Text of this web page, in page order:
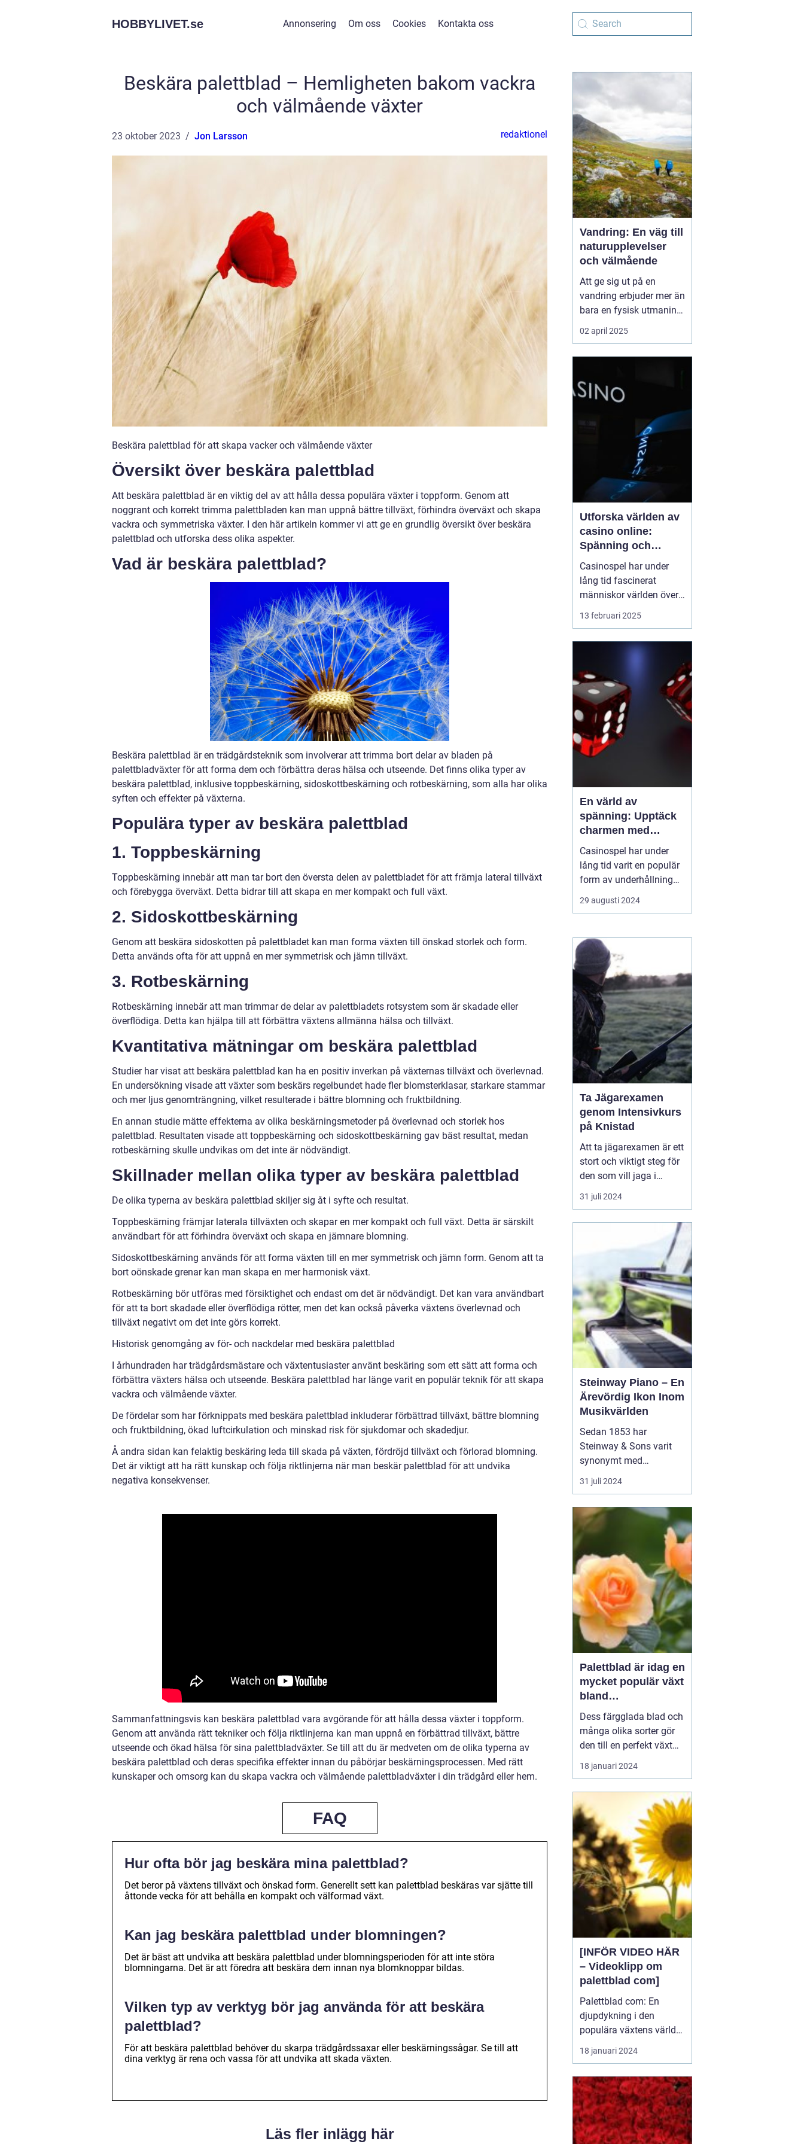
HOBBYLIVET.se Annonsering Om oss Cookies Kontakta oss
Beskära palettblad – Hemligheten bakom vackra
och välmående växter
23 oktober 2023 Jon Larsson redaktionel
Beskära palettblad för att skapa vacker och välmående växter
Översikt över beskära palettblad
Att beskära palettblad är en viktig del av att hålla dessa populära växter i toppform. Genom att
noggrant och korrekt trimma palettbladen kan man uppnå bättre tillväxt, förhindra överväxt och skapa
vackra och symmetriska växter. I den här artikeln kommer vi att ge en grundlig översikt över beskära
palettblad och utforska dess olika aspekter.
Vad är beskära palettblad?
Beskära palettblad är en trädgårdsteknik som involverar att trimma bort delar av bladen på
palettbladväxter för att forma dem och förbättra deras hälsa och utseende. Det finns olika typer av
beskära palettblad, inklusive toppbeskärning, sidoskottbeskärning och rotbeskärning, som alla har olika
syften och effekter på växterna.
Populära typer av beskära palettblad
1. Toppbeskärning
Toppbeskärning innebär att man tar bort den översta delen av palettbladet för att främja lateral tillväxt
och förebygga överväxt. Detta bidrar till att skapa en mer kompakt och full växt.
2. Sidoskottbeskärning
Genom att beskära sidoskotten på palettbladet kan man forma växten till önskad storlek och form.
Detta används ofta för att uppnå en mer symmetrisk och jämn tillväxt.
3. Rotbeskärning
Rotbeskärning innebär att man trimmar de delar av palettbladets rotsystem som är skadade eller
överflödiga. Detta kan hjälpa till att förbättra växtens allmänna hälsa och tillväxt.
Kvantitativa mätningar om beskära palettblad
Studier har visat att beskära palettblad kan ha en positiv inverkan på växternas tillväxt och överlevnad.
En undersökning visade att växter som beskärs regelbundet hade fler blomsterklasar, starkare stammar
och mer ljus genomträngning, vilket resulterade i bättre blomning och fruktbildning.
En annan studie mätte effekterna av olika beskärningsmetoder på överlevnad och storlek hos
palettblad. Resultaten visade att toppbeskärning och sidoskottbeskärning gav bäst resultat, medan
rotbeskärning skulle undvikas om det inte är nödvändigt.
Skillnader mellan olika typer av beskära palettblad
De olika typerna av beskära palettblad skiljer sig åt i syfte och resultat.
Toppbeskärning främjar laterala tillväxten och skapar en mer kompakt och full växt. Detta är särskilt
användbart för att förhindra överväxt och skapa en jämnare blomning.
Sidoskottbeskärning används för att forma växten till en mer symmetrisk och jämn form. Genom att ta
bort oönskade grenar kan man skapa en mer harmonisk växt.
Rotbeskärning bör utföras med försiktighet och endast om det är nödvändigt. Det kan vara användbart
för att ta bort skadade eller överflödiga rötter, men det kan också påverka växtens överlevnad och
tillväxt negativt om det inte görs korrekt.
Historisk genomgång av för- och nackdelar med beskära palettblad
I århundraden har trädgårdsmästare och växtentusiaster använt beskäring som ett sätt att forma och
förbättra växters hälsa och utseende. Beskära palettblad har länge varit en populär teknik för att skapa
vackra och välmående växter.
De fördelar som har förknippats med beskära palettblad inkluderar förbättrad tillväxt, bättre blomning
och fruktbildning, ökad luftcirkulation och minskad risk för sjukdomar och skadedjur.
Å andra sidan kan felaktig beskäring leda till skada på växten, fördröjd tillväxt och förlorad blomning.
Det är viktigt att ha rätt kunskap och följa riktlinjerna när man beskär palettblad för att undvika
negativa konsekvenser.
Sammanfattningsvis kan beskära palettblad vara avgörande för att hålla dessa växter i toppform.
Genom att använda rätt tekniker och följa riktlinjerna kan man uppnå en förbättrad tillväxt, bättre
utseende och ökad hälsa för sina palettbladväxter. Se till att du är medveten om de olika typerna av
beskära palettblad och deras specifika effekter innan du påbörjar beskärningsprocessen. Med rätt
kunskaper och omsorg kan du skapa vackra och välmående palettbladväxter i din trädgård eller hem.
FAQ
Hur ofta bör jag beskära mina palettblad?
Det beror på växtens tillväxt och önskad form. Generellt sett kan palettblad beskäras var sjätte till
åttonde vecka för att behålla en kompakt och välformad växt.
Kan jag beskära palettblad under blomningen?
Det är bäst att undvika att beskära palettblad under blomningsperioden för att inte störa
blomningarna. Det är att föredra att beskära dem innan nya blomknoppar bildas.
Vilken typ av verktyg bör jag använda för att beskära
palettblad?
För att beskära palettblad behöver du skarpa trädgårdssaxar eller beskärningssågar. Se till att
dina verktyg är rena och vassa för att undvika att skada växten.
Läs fler inlägg här
Vandring: En väg till
naturupplevelser
och välmående
Att ge sig ut på en
vandring erbjuder mer än
bara en fysisk utmaning;
det är en möjlighet att
återknyta kontakten med
Oavsett om det handlar
om en kort
skogspromenad eller...
02 april 2025
Utforska världen av
casino online:
Spänning och
underhållning
Casinospel har under
lång tid fascinerat
människor världen över
med sin unika
och tur. Från de
traditionella spelhålorna
i Las Vegas till dagens
moderna
onlineplattformar har ...
13 februari 2025
En värld av
spänning: Upptäck
charmen med
casino
Casinospel har under
lång tid varit en populär
form av underhållning
världen över. Från de
glittrande casinogolven i
spelhallarnas neonljus
online, erbjuder
casinovärlden en unik
mix av...
29 augusti 2024
Ta Jägarexamen
genom Intensivkurs
på Knistad
Att ta jägarexamen är ett
stort och viktigt steg för
den som vill jaga i
Sverige. Inte nog med att
examen ger de
en trygg och ansvarsfull
jakt, den öppnar också
upp dörren till en ny v&...
31 juli 2024
Steinway Piano – En
Ärevördig Ikon Inom
Musikvärlden
Sedan 1853 har
Steinway & Sons varit
synonymt med
enastående hantverk
och oöverträffad
pianovärlden. Steinway-
pianon är inte bara
musikinstrument utan
även konstverk skapade
genom kombinationen
av tra...
31 juli 2024
Palettblad är idag en
mycket populär växt
bland
trädgårdsentusiaste
r och inom
inredning
Dess färgglada blad och
många olika sorter gör
den till en perfekt växt
att addera liv och färg till
både trädgårdar och
artikel kommer vi att
utforska de olika
palettblad sorterna som
finns tillgängliga på
marknaden och ge di...
18 januari 2024
[INFÖR VIDEO HÄR
– Videoklipp om
palettblad com]
Palettblad com: En
djupdykning i den
populära växtens värld
Översikt över palettblad
com Palettblad com är
riktar sig till
växtentusiaster och
trädgårdsälskare över
hela världen. Det
18 januari 2024